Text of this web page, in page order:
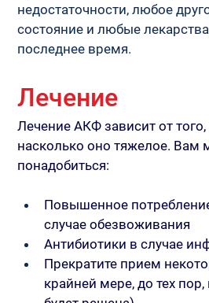
недостаточности, любое
состояние и любые
последнее время.
Лечение
Лечение АКФ зависит от
насколько оно тяжелое. Вам
понадобиться:
Повышенное
случае обезвоживания
Антибиотики в случае
Прекратите прием
крайней мере, до тех